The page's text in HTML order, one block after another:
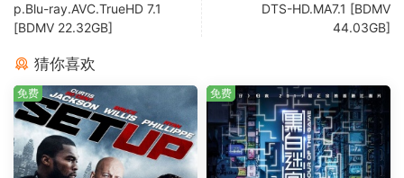
p.Blu-ray.AVC.TrueHD 7.1
[BDMV 22.32GB]
DTS-HD.MA7.1 [BDMV
44.03GB]
猜你喜欢
免费 免费